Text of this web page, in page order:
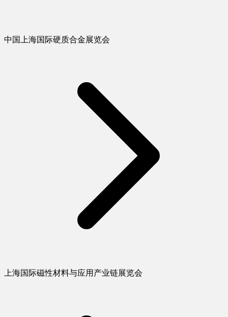
中国上海国际硬质合金展览会
上海国际磁性材料与应用产业链展览会